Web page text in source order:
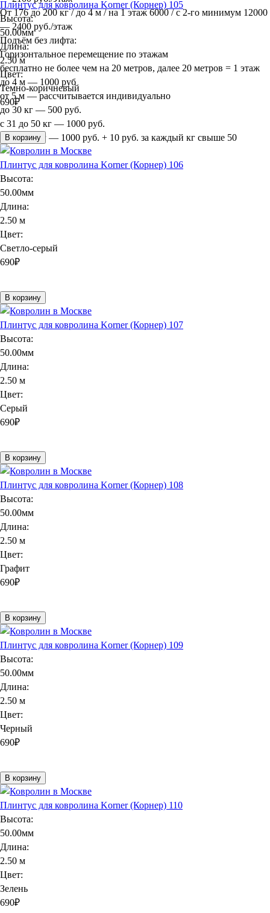
От 176 до 200 кг / до 4 м / на 1 этаж 6000 / с 2-го минимум 12000
— 2400 руб./этаж
Подъём без лифта:
Горизонтальное перемещение по этажам
бесплатно не более чем на 20 метров, далее 20 метров = 1 этаж
до 4 м — 1000 руб
от 5 м — рассчитывается индивидуально
до 30 кг — 500 руб.
с 31 до 50 кг — 1000 руб.
более 50 кг — 1000 руб. + 10 руб. за каждый кг свыше 50
Плинтус для ковролина Korner (Корнер) 105
Высота:
50.00мм
Длина:
2.50 м
Цвет:
Темно-коричневый
690₽
В корзину
Плинтус для ковролина Korner (Корнер) 106
Высота:
50.00мм
Длина:
2.50 м
Цвет:
Светло-серый
690₽
В корзину
Плинтус для ковролина Korner (Корнер) 107
Высота:
50.00мм
Длина:
2.50 м
Цвет:
Серый
690₽
В корзину
Плинтус для ковролина Korner (Корнер) 108
Высота:
50.00мм
Длина:
2.50 м
Цвет:
Графит
690₽
В корзину
Плинтус для ковролина Korner (Корнер) 109
Высота:
50.00мм
Длина:
2.50 м
Цвет:
Черный
690₽
В корзину
Плинтус для ковролина Korner (Корнер) 110
Высота:
50.00мм
Длина:
2.50 м
Цвет:
Зелень
690₽